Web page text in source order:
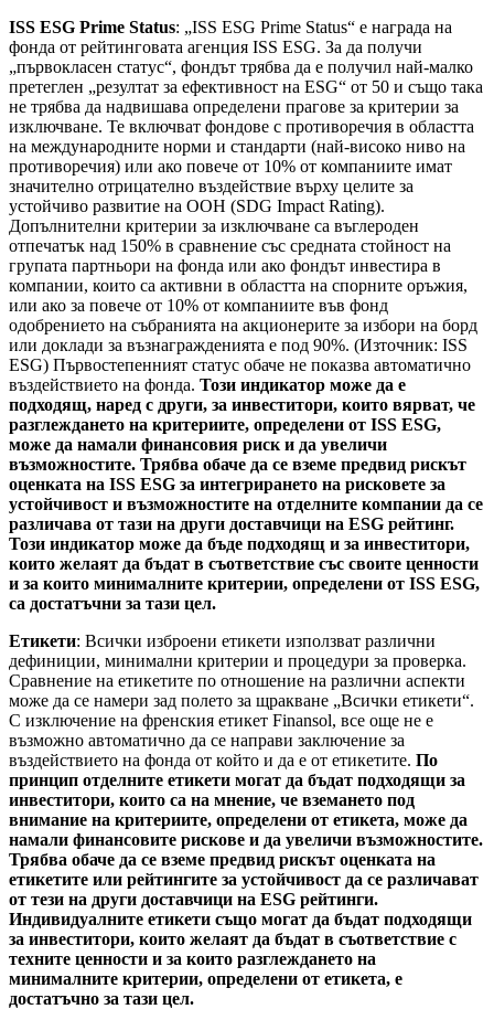
ISS ESG Prime Status: „ISS ESG Prime Status“ е награда на
фонда от рейтинговата агенция ISS ESG. За да получи
„първокласен статус“, фондът трябва да е получил най-малко
претеглен „резултат за ефективност на ESG“ от 50 и също така
не трябва да надвишава определени прагове за критерии за
изключване. Те включват фондове с противоречия в областта
на международните норми и стандарти (най-високо ниво на
противоречия) или ако повече от 10% от компаниите имат
значително отрицателно въздействие върху целите за
устойчиво развитие на ООН (SDG Impact Rating).
Допълнителни критерии за изключване са въглероден
отпечатък над 150% в сравнение със средната стойност на
групата партньори на фонда или ако фондът инвестира в
компании, които са активни в областта на спорните оръжия,
или ако за повече от 10% от компаниите във фонд
одобрението на събранията на акционерите за избори на борд
или доклади за възнагражденията е под 90%. (Източник: ISS
ESG) Първостепенният статус обаче не показва автоматично
въздействието на фонда. Този индикатор може да е
подходящ, наред с други, за инвеститори, които вярват, че
разглеждането на критериите, определени от ISS ESG,
може да намали финансовия риск и да увеличи
възможностите. Трябва обаче да се вземе предвид рискът
оценката на ISS ESG за интегрирането на рисковете за
устойчивост и възможностите на отделните компании да се
различава от тази на други доставчици на ESG рейтинг.
Този индикатор може да бъде подходящ и за инвеститори,
които желаят да бъдат в съответствие със своите ценности
и за които минималните критерии, определени от ISS ESG,
са достатъчни за тази цел.
Етикети: Всички изброени етикети използват различни
дефиниции, минимални критерии и процедури за проверка.
Сравнение на етикетите по отношение на различни аспекти
може да се намери зад полето за щракване „Всички етикети“.
С изключение на френския етикет Finansol, все още не е
възможно автоматично да се направи заключение за
въздействието на фонда от който и да е от етикетите. По
принцип отделните етикети могат да бъдат подходящи за
инвеститори, които са на мнение, че вземането под
внимание на критериите, определени от етикета, може да
намали финансовите рискове и да увеличи възможностите.
Трябва обаче да се вземе предвид рискът оценката на
етикетите или рейтингите за устойчивост да се различават
от тези на други доставчици на ESG рейтинги.
Индивидуалните етикети също могат да бъдат подходящи
за инвеститори, които желаят да бъдат в съответствие с
техните ценности и за които разглеждането на
минималните критерии, определени от етикета, е
достатъчно за тази цел.